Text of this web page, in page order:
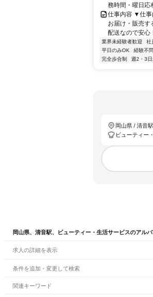
務時間・曜日応
仕事内容 ▼仕事
お届け・販売
配送なので安
業界未経験者歓迎 社
平日のみOK
経験不問
完全歩合制
週2・3
岡山県 / 清音駅
ビューティー
岡山県、清音駅、ビューティー・生活サービスのアル
求人の詳細を表示
条件を追加・変更して検索
市区町村を追加・変更
関連キーワード